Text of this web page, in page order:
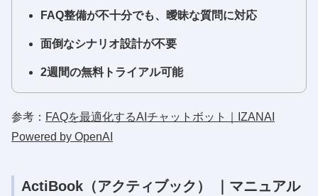
FAQ整備が不十分でも、曖昧な質問に対応
面倒なシナリオ設計が不要
2週間の無料トライアル可能
参考： FAQを最適化するAIチャットボット｜IZANAI
Powered by OpenAI
ActiBook（アクティブック） ｜マニュアル